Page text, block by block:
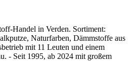
Handel in Verden. Sortiment:
Naturfarben, Dämmstoffe aus
mit 11 Leuten und einem
- Seit 1995, ab 2024 mit großem